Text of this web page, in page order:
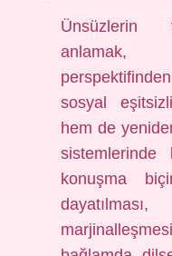
Ünsüzlerin
anlamak,
sosyal
hem de
konuşma